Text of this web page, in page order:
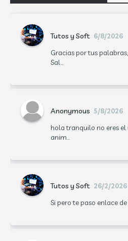
Tutos y Soft 6/8/2026
Gracias por tus
Sal...
Anonymous 5/8/2026
hola tranquilo no eres
anim...
Tutos y Soft 26/2/2026
Si pero te paso enlace